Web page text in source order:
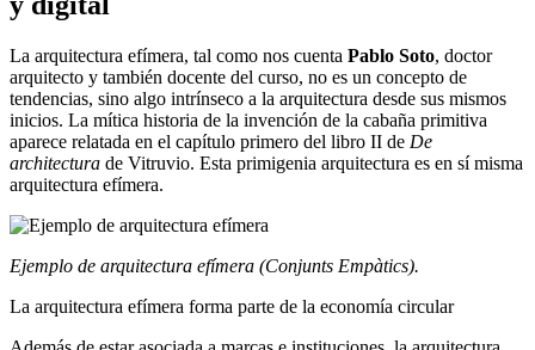
La arquitectura efímera, tal como nos cuenta Pablo Soto, doctor
arquitecto y también docente del curso, no es un concepto de
tendencias, sino algo intrínseco a la arquitectura desde sus mismos
inicios. La mítica historia de la invención de la cabaña primitiva
aparece relatada en el capítulo primero del libro II de De
architectura de Vitruvio. Esta primigenia arquitectura es en sí misma
arquitectura efímera.
Ejemplo de arquitectura efímera (Conjunts Empàtics).
La arquitectura efímera forma parte de la economía circular